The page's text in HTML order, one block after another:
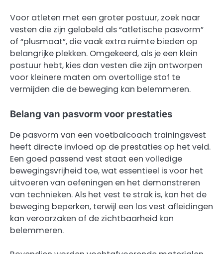
Voor atleten met een groter postuur, zoek naar
vesten die zijn gelabeld als “atletische pasvorm”
of “plusmaat”, die vaak extra ruimte bieden op
belangrijke plekken. Omgekeerd, als je een klein
postuur hebt, kies dan vesten die zijn ontworpen
voor kleinere maten om overtollige stof te
vermijden die de beweging kan belemmeren.
Belang van pasvorm voor prestaties
De pasvorm van een voetbalcoach trainingsvest
heeft directe invloed op de prestaties op het veld.
Een goed passend vest staat een volledige
bewegingsvrijheid toe, wat essentieel is voor het
uitvoeren van oefeningen en het demonstreren
van technieken. Als het vest te strak is, kan het de
beweging beperken, terwijl een los vest afleidingen
kan veroorzaken of de zichtbaarheid kan
belemmeren.